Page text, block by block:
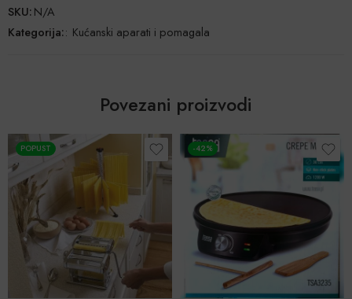
SKU:N/A
Kategorija:: Kućanski aparati i pomagala
Povezani proizvodi
POPUST -42%